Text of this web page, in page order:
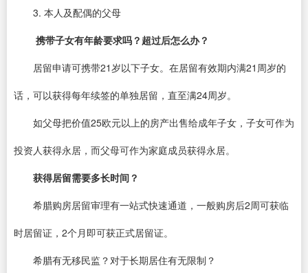
3. 本人及配偶的父母
携带子女有年龄要求吗？超过后怎么办？
居留申请可携带21岁以下子女。在居留有效期内满21周岁的
话，可以获得每年续签的单独居留，直至满24周岁。
如父母把价值25欧元以上的房产出售给成年子女，子女可作为
投资人获得永居，而父母可作为家庭成员获得永居。
获得居留需要多长时间？
希腊购房居留审理有一站式快速通道，一般购房后2周可获临
时居留证，2个月即可获正式居留证。
希腊有无移民监？对于长期居住有无限制？